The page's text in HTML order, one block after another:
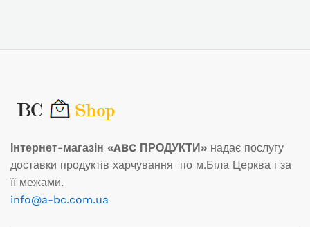
Інтернет-магазін «ABC ПРОДУКТИ» надає послугу
доставки продуктів харчування по м.Біла Церква і за
її межами.
info@a-bc.com.ua